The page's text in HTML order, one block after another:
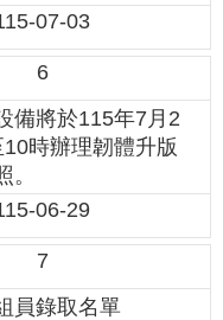
07-03
6
備將於115年7月2
10時辦理韌體升版
。
06-29
7
員錄取名單